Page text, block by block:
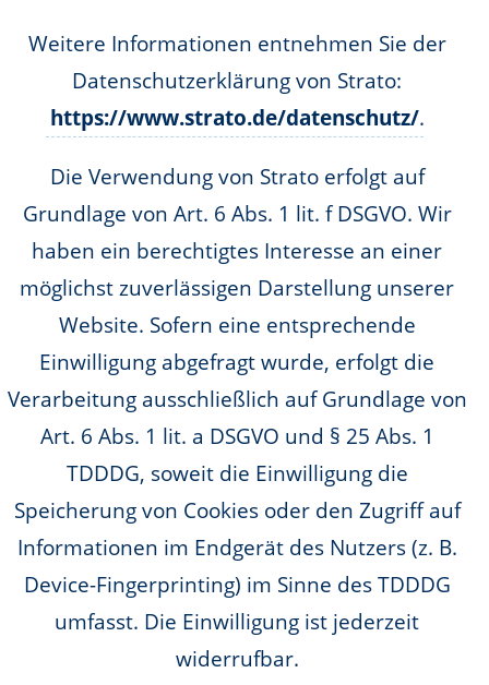
Weitere Informationen entnehmen Sie der
Datenschutzerklärung von Strato:
https://www.strato.de/datenschutz/.
Die Verwendung von Strato erfolgt auf
Grundlage von Art. 6 Abs. 1 lit. f DSGVO. Wir
haben ein berechtigtes Interesse an einer
möglichst zuverlässigen Darstellung unserer
Website. Sofern eine entsprechende
Einwilligung abgefragt wurde, erfolgt die
Verarbeitung ausschließlich auf Grundlage von
Art. 6 Abs. 1 lit. a DSGVO und § 25 Abs. 1
TDDDG, soweit die Einwilligung die
Speicherung von Cookies oder den Zugriff auf
Informationen im Endgerät des Nutzers (z. B.
Device-Fingerprinting) im Sinne des TDDDG
umfasst. Die Einwilligung ist jederzeit
widerrufbar.